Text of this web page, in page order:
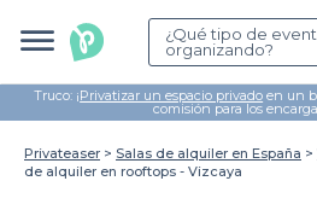
¿Qué tipo de
organizando?
Truco: ¡Privatizar un espacio privado en un
comisión para los
Privateaser Salas de alquiler en España
de alquiler en rooftops - Vizcaya